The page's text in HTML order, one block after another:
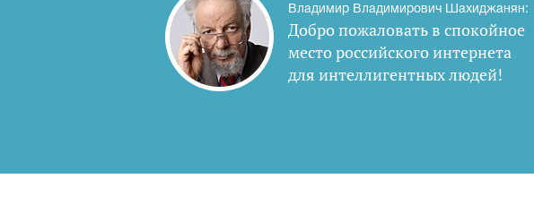
Владимир Владимирович Шахиджанян:
Добро пожаловать в спокойное
место российского интернета
для интеллигентных людей!